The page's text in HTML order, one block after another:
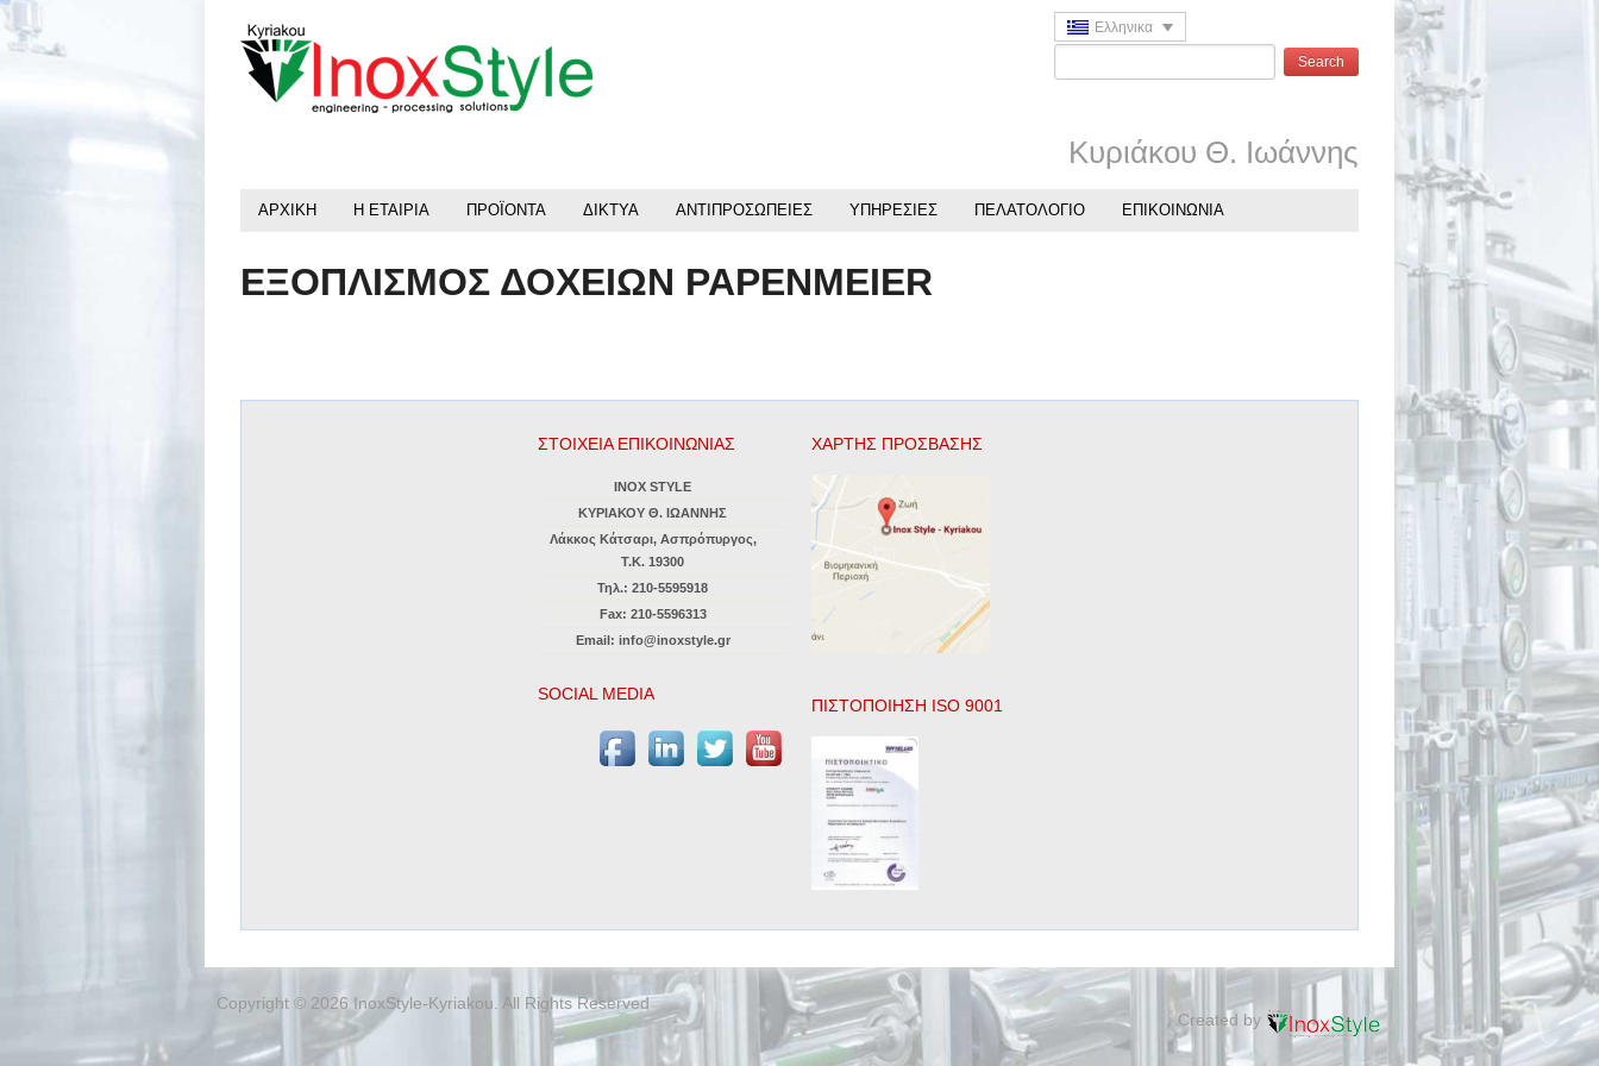
Ελληνικα
Κυριάκου Θ. Ιωάννης
ΑΡΧΙΚΗ Η ΕΤΑΙΡΙΑ ΠΡΟΪΟΝΤΑ ΔΙΚΤΥΑ ΑΝΤΙΠΡΟΣΩΠΕΙΕΣ ΥΠΗΡΕΣΙΕΣ ΠΕΛΑΤΟΛΟΓΙΟ ΕΠΙΚΟΙΝΩΝΙΑ
ΕΞΟΠΛΙΣΜΟΣ ΔΟΧΕΙΩΝ PAPENMEIER
ΣΤΟΙΧΕΙΑ ΕΠΙΚΟΙΝΩΝΙΑΣ
INOX STYLE
ΚΥΡΙΑΚΟΥ Θ. ΙΩΑΝΝΗΣ
Λάκκος Κάτσαρι, Ασπρόπυργος,
Τ.Κ. 19300
Τηλ.: 210-5595918
Fax: 210-5596313
Email: info@inoxstyle.gr
SOCIAL MEDIA
ΧΑΡΤΗΣ ΠΡΟΣΒΑΣΗΣ
ΠΙΣΤΟΠΟΙΗΣΗ ISO 9001
Created by
Copyright © 2026 InoxStyle-Kyriakou. All Rights Reserved